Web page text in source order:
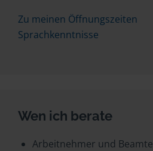
Zu meinen Öffnungszeiten
Sprachkenntnisse
Wen ich berate
Arbeitnehmer und Beamte